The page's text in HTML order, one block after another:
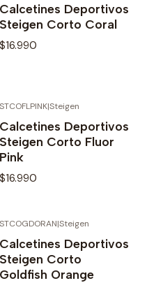
Calcetines Deportivos
Steigen Corto Coral
$16.990
STCOFLPINK|Steigen
Calcetines Deportivos
Steigen Corto Fluor
Pink
$16.990
STCOGDORAN|Steigen
Calcetines Deportivos
Steigen Corto
Goldfish Orange